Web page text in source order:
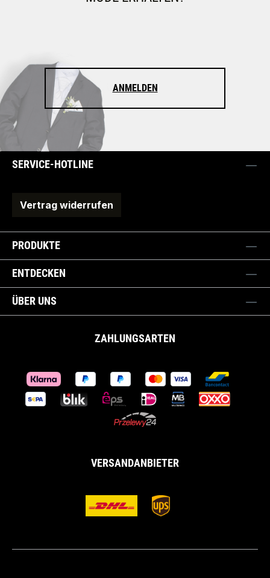
ANMELDEN
SERVICE-HOTLINE
Vertrag widerrufen
PRODUKTE
ENTDECKEN
ÜBER UNS
ZAHLUNGSARTEN
VERSANDANBIETER